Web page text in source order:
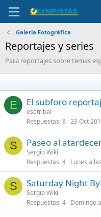
Galeria Fotográfica
Reportajes y series
Para reportajes sobre temas
E El subforo
esetribal
Respuestas 8 23 Oct
S Paseo al
Sergio Wiki
Respuestas 4 Lunes a
S Saturday Night
Sergio Wiki
Respuestas 4 Domingo